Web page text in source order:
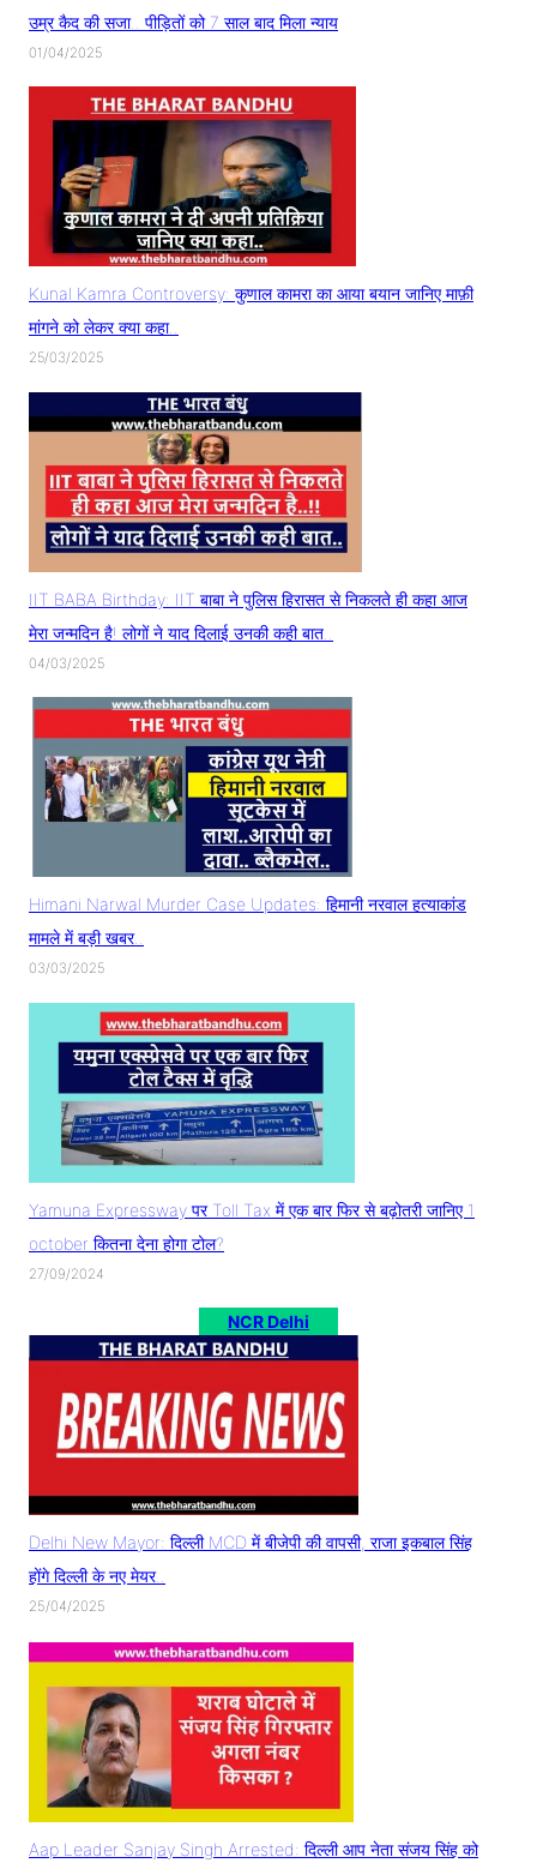
उम्र कैद की सजा.. पीड़ितों को 7 साल बाद मिला न्याय
01/04/2025
Kunal Kamra Controversy: कुणाल कामरा का आया बयान जानिए माफ़ी
मांगने को लेकर क्या कहा..
25/03/2025
IIT BABA Birthday: IIT बाबा ने पुलिस हिरासत से निकलते ही कहा आज
मेरा जन्मदिन है! लोगों ने याद दिलाई उनकी कही बात..
04/03/2025
Himani Narwal Murder Case Updates: हिमानी नरवाल हत्याकांड
मामले में बड़ी खबर..
03/03/2025
Yamuna Expressway पर Toll Tax में एक बार फिर से बढ़ोतरी जानिए 1
october कितना देना होगा टोल?
27/09/2024
NCR Delhi
Delhi New Mayor: दिल्ली MCD में बीजेपी की वापसी, राजा इकबाल सिंह
होंगे दिल्ली के नए मेयर..
25/04/2025
Aap Leader Sanjay Singh Arrested: दिल्ली आप नेता संजय सिंह को